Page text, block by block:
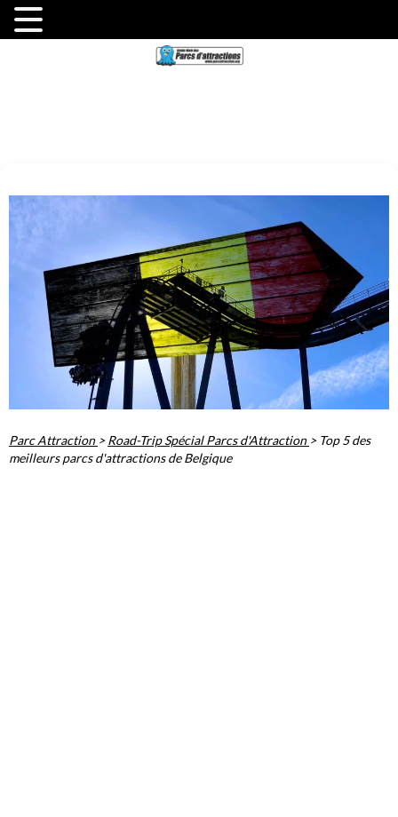
Parc Attraction >Road-Trip Spécial Parcs d'Attraction > Top 5 des
meilleurs parcs d'attractions de Belgique